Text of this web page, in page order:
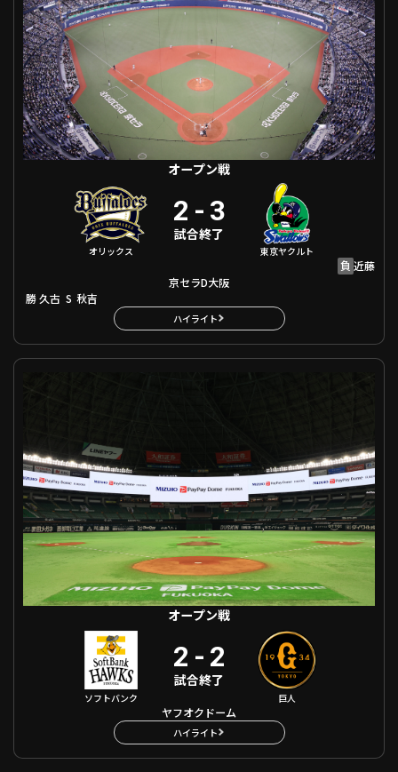
オープン戦
オリックス
2 - 3
試合終了
東京ヤクルト
負 近藤
京セラD大阪
勝久古 S 秋吉
ハイライト
オープン戦 福岡ソフトバンク VS 巨人
オープン戦
ソフトバンク
2 - 2
試合終了
巨人
ヤフオクドーム
ハイライト